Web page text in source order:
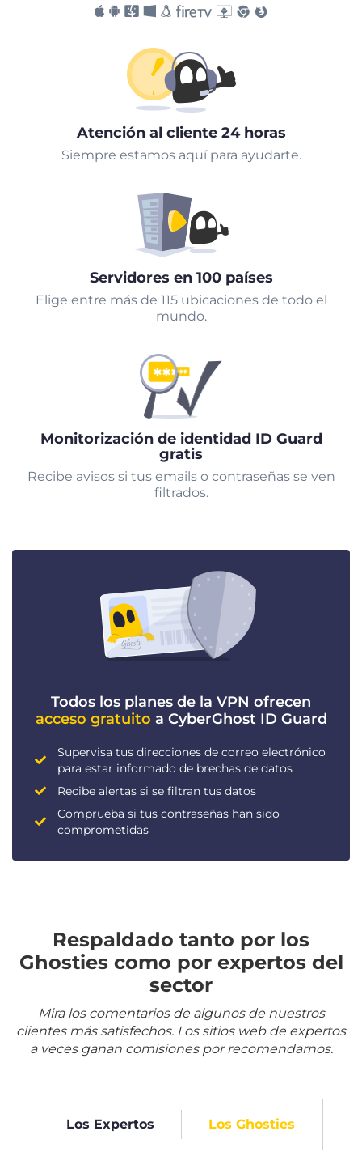
Atención al cliente 24 horas
Siempre estamos aquí para ayudarte.
Servidores en 100 países
Elige entre más de 115 ubicaciones de todo el
mundo.
Monitorización de identidad ID Guard
gratis
Recibe avisos si tus emails o contraseñas se ven
filtrados.
Todos los planes de la VPN ofrecen
acceso gratuito a CyberGhost ID Guard
Supervisa tus direcciones de correo electrónico
para estar informado de brechas de datos
Recibe alertas si se filtran tus datos
Comprueba si tus contraseñas han sido
comprometidas
Respaldado tanto por los
Ghosties como por expertos del
sector
Mira los comentarios de algunos de nuestros
clientes más satisfechos. Los sitios web de expertos
a veces ganan comisiones por recomendarnos.
Los Expertos Los Ghosties